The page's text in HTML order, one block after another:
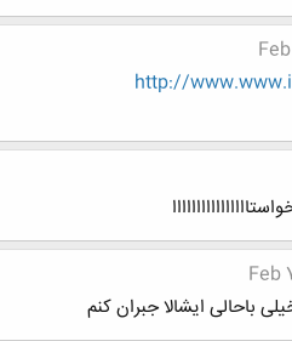
http://
Feb
باحالی ایشالا جبران کنم